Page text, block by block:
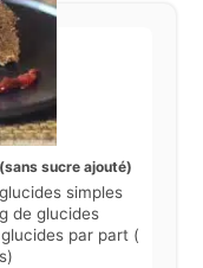
sucre ajouté)
simples
de glucides
par part (